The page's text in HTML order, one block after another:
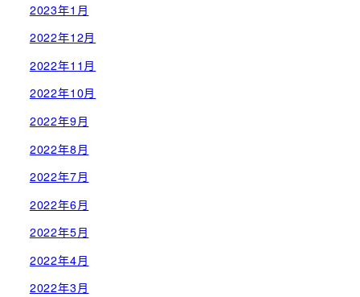
2023年1月
2022年12月
2022年11月
2022年10月
2022年9月
2022年8月
2022年7月
2022年6月
2022年5月
2022年4月
2022年3月